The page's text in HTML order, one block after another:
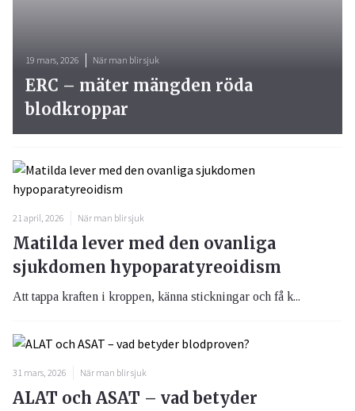
21 april, 2026 När man blir sjuk
Matilda lever med den ovanliga
sjukdomen hypoparatyreoidism
Att tappa kraften i kroppen, känna stickningar och få k...
31 mars, 2026 När man blir sjuk
ALAT och ASAT – vad betyder
19 mars, 2026 När man blir sjuk
ERC – mäter mängden röda
blodkroppar